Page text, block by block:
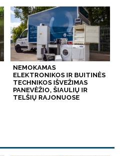
NEMOKAMAS
ELEKTRONIKOS IR BUITINĖS
TECHNIKOS IŠVEŽIMAS
PANEVĖŽIO, ŠIAULIŲ IR
TELŠIŲ RAJONUOSE